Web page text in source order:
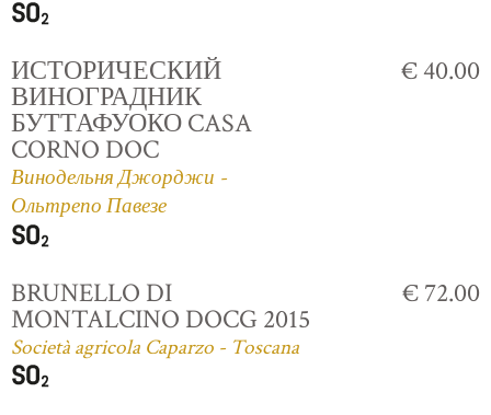
ИСТОРИЧЕСКИЙ
ВИНОГРАДНИК
БУТТАФУОКО CASA
CORNO DOC
Винодельня Джорджи -
Ольтрепо Павезе
€ 40.00
BRUNELLO DI
MONTALCINO DOCG 2015
Società agricola Caparzo - Toscana
€ 72.00